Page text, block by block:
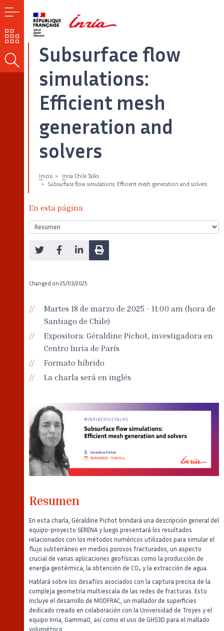
MENÚ
NUESTROS
RETOS
BUSCAR
Subsurface flow
simulations:
Efficient mesh
generation and
solvers
Inicio
Inria Chile Talks
Subsurface flow simulations: Efficient mesh generation and solvers
Changed on 25/03/2025
Martes 18 de marzo de 2025 - 11:00 am (hora de
Santiago de Chile)
Expositora: Géraldine Pichot, investigadora en
Centro Inria de París
Formato híbrido
La charla será en inglés
Resumen
En esta charla, Géraldine Pichot brindará una descripción general del
equipo-proyecto SERENA y luego presentará los resultados
relacionados con los métodos numéricos utilizados para simular el
flujo subterráneo en medios porosos fracturados, un aspecto
crucial de varias aplicaciones geofísicas como la producción de
energía geotérmica, la obtención de CO₂ y la extracción de agua.
Hablará sobre los desafíos asociados con la captura precisa de la
compleja geometría multiescala de las redes de fracturas. Esto
incluye el desarrollo de MODFRAC, un mallador de superficies
dedicado creado en colaboración con la Universidad de Troyes y el
equipo Inria, GammaO, así como el uso de GHS3D para el mallado
volumétrico.
En esta página